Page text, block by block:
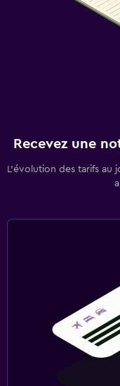
Recevez une
L’évolution des tarifs